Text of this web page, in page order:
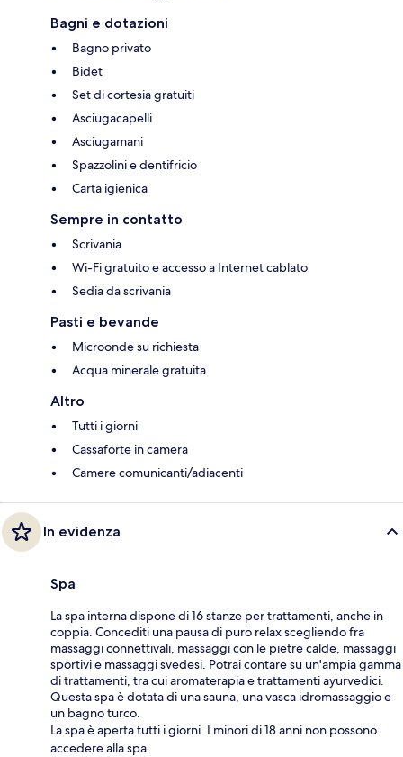
Bagni e dotazioni
Bagno privato
Bidet
Set di cortesia gratuiti
Asciugacapelli
Asciugamani
Spazzolini e dentifricio
Carta igienica
Sempre in contatto
Scrivania
Wi-Fi gratuito e accesso a Internet cablato
Sedia da scrivania
Pasti e bevande
Microonde su richiesta
Acqua minerale gratuita
Altro
Tutti i giorni
Cassaforte in camera
Camere comunicanti/adiacenti
In evidenza
Spa
La spa interna dispone di 16 stanze per trattamenti, anche in
coppia. Concediti una pausa di puro relax scegliendo fra
massaggi connettivali, massaggi con le pietre calde, massaggi
sportivi e massaggi svedesi. Potrai contare su un'ampia gamma
di trattamenti, tra cui aromaterapia e trattamenti ayurvedici.
Questa spa è dotata di una sauna, una vasca idromassaggio e
un bagno turco.
La spa è aperta tutti i giorni. I minori di 18 anni non possono
accedere alla spa.